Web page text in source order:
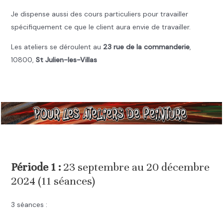
Je dispense aussi des cours particuliers pour travailler
spécifiquement ce que le client aura envie de travailler.
Les ateliers se déroulent au 23 rue de la commanderie,
10800, St Julien-les-Villas
Période 1 :23 septembre au 20 décembre
2024 (11 séances)
3 séances :